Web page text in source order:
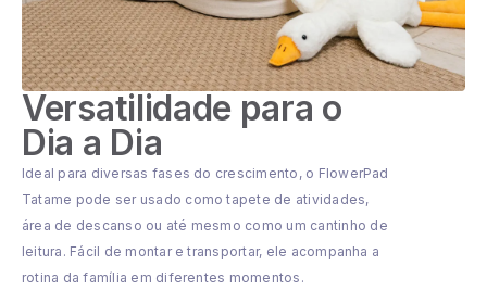
Versatilidade para o
Dia a Dia
Ideal para diversas fases do crescimento, o FlowerPad
Tatame pode ser usado como tapete de atividades,
área de descanso ou até mesmo como um cantinho de
leitura. Fácil de montar e transportar, ele acompanha a
rotina da família em diferentes momentos.